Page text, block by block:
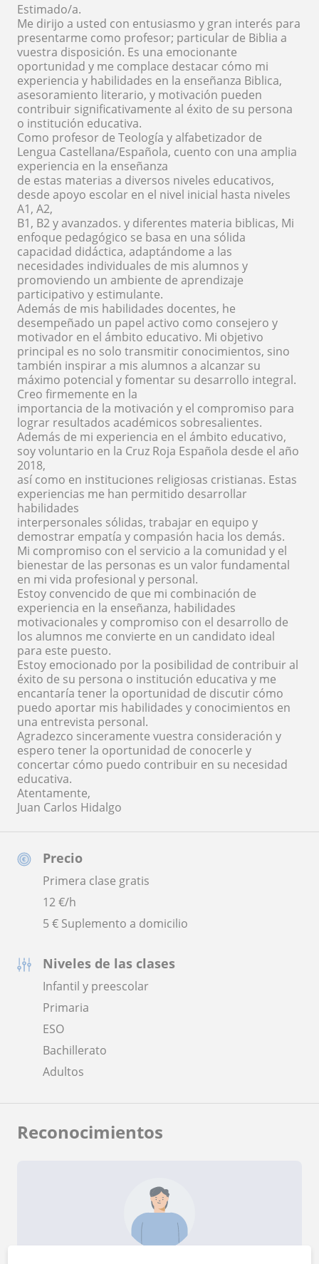
Precio
Primera clase gratis
12€/h
5 € Suplemento a domicilio
Niveles de las clases
Infantil y preescolar
Primaria
ESO
Bachillerato
Adultos
Estimado/a.
Me dirijo a usted con entusiasmo y gran interés para
presentarme como profesor; particular de Biblia a
vuestra disposición. Es una emocionante
oportunidad y me complace destacar cómo mi
experiencia y habilidades en la enseñanza Biblica,
asesoramiento literario, y motivación pueden
contribuir significativamente al éxito de su persona
o institución educativa.
Como profesor de Teología y alfabetizador de
Lengua Castellana/Española, cuento con una amplia
experiencia en la enseñanza
de estas materias a diversos niveles educativos,
desde apoyo escolar en el nivel inicial hasta niveles
A1, A2,
B1, B2 y avanzados. y diferentes materia biblicas, Mi
enfoque pedagógico se basa en una sólida
capacidad didáctica, adaptándome a las
necesidades individuales de mis alumnos y
promoviendo un ambiente de aprendizaje
participativo y estimulante.
Además de mis habilidades docentes, he
desempeñado un papel activo como consejero y
motivador en el ámbito educativo. Mi objetivo
principal es no solo transmitir conocimientos, sino
también inspirar a mis alumnos a alcanzar su
máximo potencial y fomentar su desarrollo integral.
Creo firmemente en la
importancia de la motivación y el compromiso para
lograr resultados académicos sobresalientes.
Además de mi experiencia en el ámbito educativo,
soy voluntario en la Cruz Roja Española desde el año
2018,
así como en instituciones religiosas cristianas. Estas
experiencias me han permitido desarrollar
habilidades
interpersonales sólidas, trabajar en equipo y
demostrar empatía y compasión hacia los demás.
Mi compromiso con el servicio a la comunidad y el
bienestar de las personas es un valor fundamental
en mi vida profesional y personal.
Estoy convencido de que mi combinación de
experiencia en la enseñanza, habilidades
motivacionales y compromiso con el desarrollo de
los alumnos me convierte en un candidato ideal
para este puesto.
Estoy emocionado por la posibilidad de contribuir al
éxito de su persona o institución educativa y me
encantaría tener la oportunidad de discutir cómo
puedo aportar mis habilidades y conocimientos en
una entrevista personal.
Agradezco sinceramente vuestra consideración y
espero tener la oportunidad de conocerle y
concertar cómo puedo contribuir en su necesidad
educativa.
Atentamente,
Juan Carlos Hidalgo
Reconocimientos